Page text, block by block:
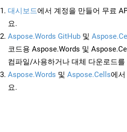
대시보드에서 계정을 만들어 무료
요.
Aspose.Words GitHub 및
코드용 Aspose.Words 및
컴파일/사용하거나 대체 다운로드를
Aspose.Words 및 Aspose.Cells에서
요.